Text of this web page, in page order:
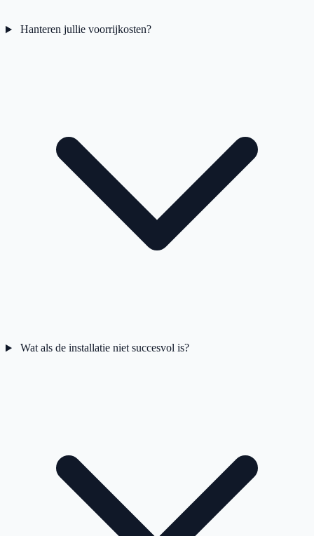
Hanteren jullie voorrijkosten?
Wat als de installatie niet succesvol is?